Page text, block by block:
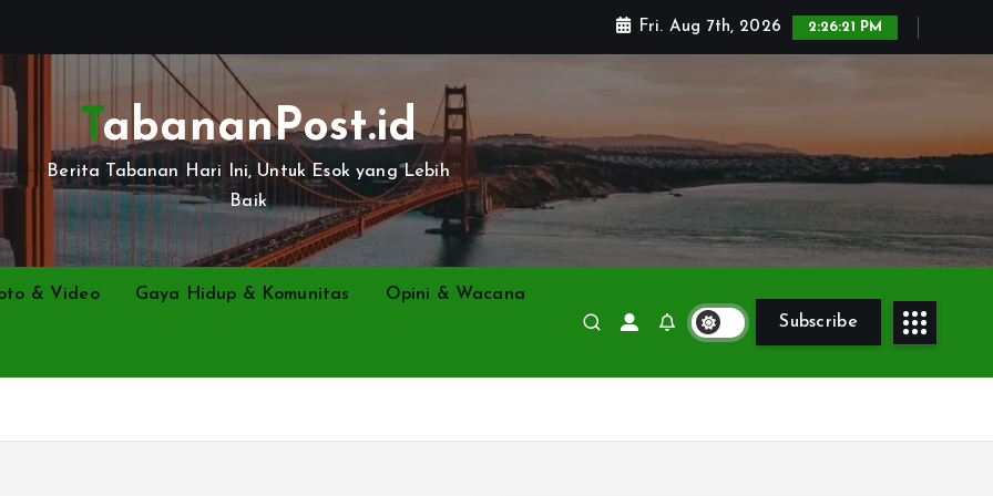
Fri. Aug 7th, 2026 2:26:22 PM
TabananPost.id
Berita Tabanan Hari Ini, Untuk Esok yang Lebih
Baik
& Video Gaya Hidup & Komunitas Opini & Wacana
Subscribe